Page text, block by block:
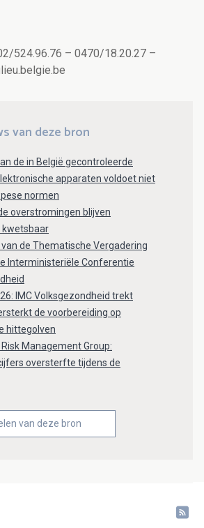
524.96.76 – 0470/18.20.27 –
van deze bron
de in België gecontroleerde
apparaten voldoet niet
normen
overstromingen blijven
de Thematische Vergadering
Interministeriële Conferentie
IMC Volksgezondheid trekt
de voorbereiding op
hittegolven
Management Group:
oversterfte tijdens de
van deze bron